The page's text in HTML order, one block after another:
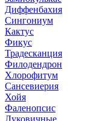
Диффенбахия
Сингониум
Кактус
Фикус
Традесканция
Филодендрон
Хлорофитум
Сансевиерия
Хойя
Фаленопсис
Луковичные